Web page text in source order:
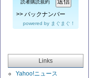
読者購読規約
>> バックナンバー
powered by まぐまぐ！
Links
Yahoo!ニュース